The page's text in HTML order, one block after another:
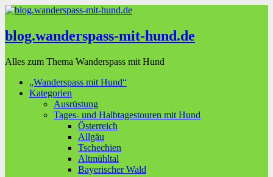
blog.wanderspass-mit-hund.de
Alles zum Thema Wanderspass mit Hund
„Wanderspass mit Hund“
Kategorien
Ausrüstung
Tages- und Halbtagestouren mit Hund
Österreich
Allgäu
Tschechien
Altmühltal
Bayerischer Wald